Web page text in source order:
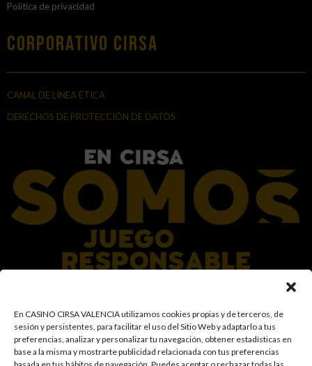
En CASINO CIRSA VALENCIA utilizamos cookies propias y de terceros, de
sesión y persistentes, para facilitar el uso del Sitio Web y adaptarlo a tus
preferencias, analizar y personalizar tu navegación, obtener estadísticas en
base a la misma y mostrarte publicidad relacionada con tus preferencias
Política de privacidad
Corporativo Cirsa
CANAL DE LÍNEA ÉTICA
DERECHOS DE PROTECCIÓN DE DATOS
En el Grupo CIRSA promovemos una actitud responsable hacia el juego,
garantizando un entorno seguro y transparente para nuestros clientes y
facilitamos medidas e información para que el juego sea siempre diversión y
entretenimiento, sin utilizarse como vía para afrontar problemas económicos
o emocionales. El acceso está prohibido a menores de 18 años y a las